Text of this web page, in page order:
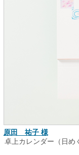
原田 祐子 様
卓上カレンダー（日め